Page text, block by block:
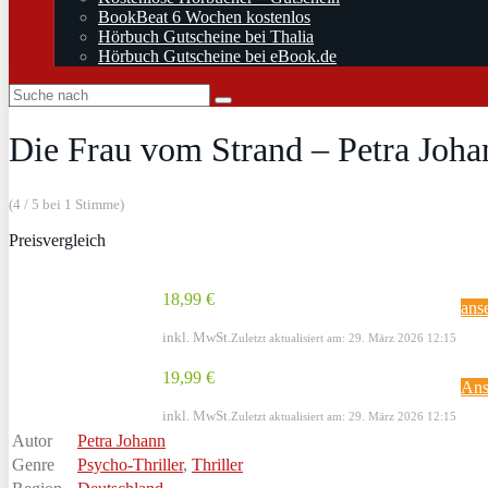
BookBeat 6 Wochen kostenlos
Hörbuch Gutscheine bei Thalia
Hörbuch Gutscheine bei eBook.de
Die Frau vom Strand – Petra
(4 / 5 bei 1 Stimme)
Preisvergleich
18,99 €
inkl. MwSt. Zuletzt aktualisiert am: 29. März 2026 12:15
19,99 €
inkl. MwSt. Zuletzt aktualisiert am: 29. März 2026 12:15
Autor
Petra Johann
Genre
Psycho-Thriller, Thriller